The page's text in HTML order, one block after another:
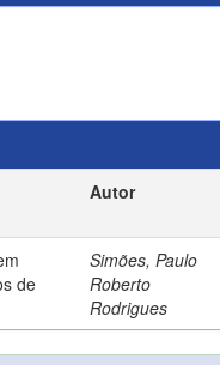
Autor
de
Simões, Paulo
Roberto
Rodrigues